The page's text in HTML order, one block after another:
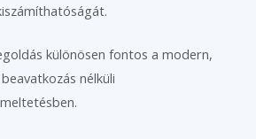
különösen fontos a modern,
nélküli